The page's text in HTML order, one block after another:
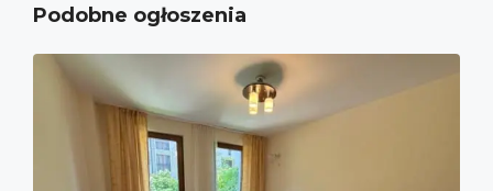
Podobne ogłoszenia